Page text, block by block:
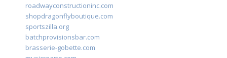
roadwayconstructioninc.com
shopdragonflyboutique.com
sportszilla.org
batchprovisionsbar.com
brasserie-gobette.com